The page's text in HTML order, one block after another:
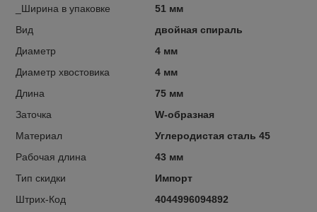
_Ширина в упаковке
51 мм
Вид
двойная спираль
Диаметр
4 мм
Диаметр хвостовика
4 мм
Длина
75 мм
Заточка
W-образная
Материал
Углеродистая сталь 45
Рабочая длина
43 мм
Тип скидки
Импорт
Штрих-Код
4044996094892